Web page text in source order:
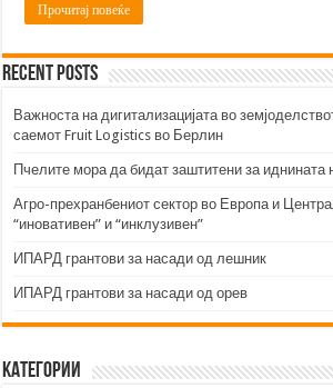
Прочитај повеќе
Recent Posts
Важноста на дигитализацијата во
саемот Fruit Logistics во Берлин
Пчелите мора да бидат заштитени за иднината
Агро-прехранбениот сектор во Европа и
“иновативен” и “инклузивен”
ИПАРД грантови за насади од лешник
ИПАРД грантови за насади од орев
Категории